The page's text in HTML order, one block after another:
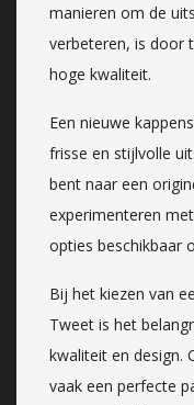
manieren om de
verbeteren, is door
hoge kwaliteit.
Een nieuwe
frisse en stijlvolle
bent naar een
experimenteren
opties beschikbaar
Bij het kiezen van
Tweet is het
kwaliteit en design.
vaak een perfecte